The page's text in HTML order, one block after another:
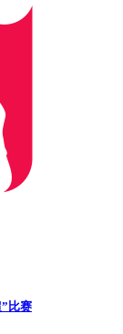
比赛